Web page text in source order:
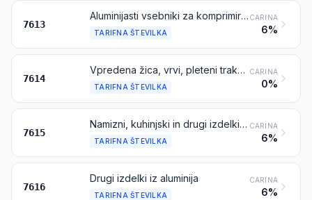
7613
Aluminijasti vsebniki za komprimirane ali utekočinjene pline
TARIFNA ŠTEVILKA
CARINA
6%
7614
Vpredena žica, vrvi, pleteni trakovi ipd. iz aluminija, električno neizolirani
TARIFNA ŠTEVILKA
CARINA
0%
7615
Namizni, kuhinjski in drugi izdelki za gospodinjstvo in njihovi deli iz aluminija; gobe za čiščenje posode in blazinice za čiščenje ali poliranje, rokavice ipd., iz aluminija; sanitarni izdelki in njihovi deli, iz aluminija
TARIFNA ŠTEVILKA
CARINA
6%
7616
Drugi izdelki iz aluminija
TARIFNA ŠTEVILKA
CARINA
6%